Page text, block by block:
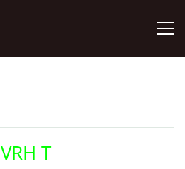
VRH T